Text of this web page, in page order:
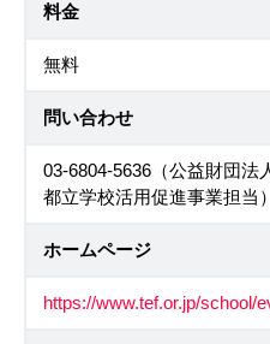
料金
無料
問い合わせ
03-6804-5636（公益財団法
都立学校活用促進事業担当）
ホームページ
https://www.tef.or.jp/school/